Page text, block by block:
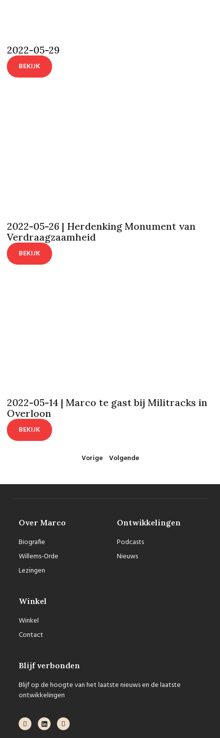
2022-05-29
BEKIJK
2022-05-26 | Herdenking Monument van
Verdraagzaamheid
BEKIJK
2022-05-14 | Marco te gast bij Militracks in
Overloon
BEKIJK
Vorige Volgende
Over Marco
Biografie
Willems-Orde
Lezingen
Ontwikkelingen
Podcasts
Nieuws
Winkel
Winkel
Contact
Blijf verbonden
Blijf op de hoogte van het laatste nieuws en de laatste
ontwikkelingen